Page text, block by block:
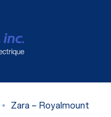
Zara – Royalmount